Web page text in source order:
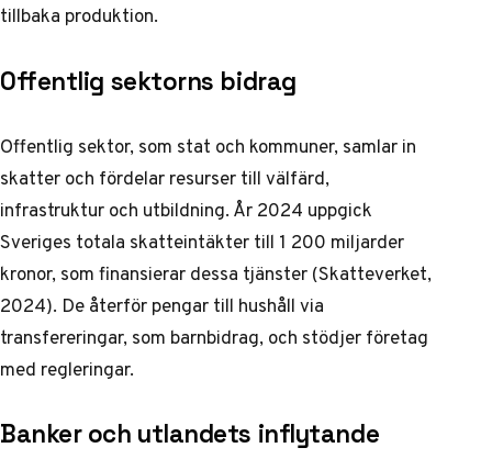
tillbaka produktion.
Offentlig sektorns bidrag
Offentlig sektor, som stat och kommuner, samlar in
skatter och fördelar resurser till välfärd,
infrastruktur och utbildning. År 2024 uppgick
Sveriges totala skatteintäkter till 1 200 miljarder
kronor, som finansierar dessa tjänster (Skatteverket,
2024). De återför pengar till hushåll via
transfereringar, som barnbidrag, och stödjer företag
med regleringar.
Banker och utlandets inflytande